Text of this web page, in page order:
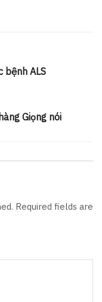
bệnh ALS
Giọng nói
Required fields are